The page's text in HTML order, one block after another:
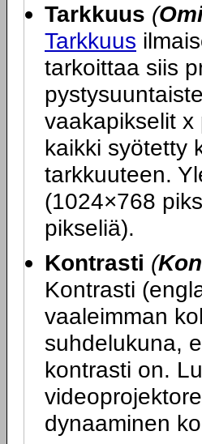
Tarkkuus (
Tarkkuus
tarkoittaa siis
vaakapikselit
kaikki syötetty
tarkkuuteen.
(1024×768
pikseliä).
Kontrasti (
Kontrasti
vaaleimman
suhdelukuna,
kontrasti on.
dynaaminen